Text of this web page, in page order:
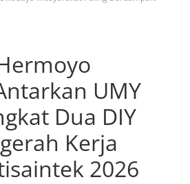
UMY
Dua DIY
Kerja
2026